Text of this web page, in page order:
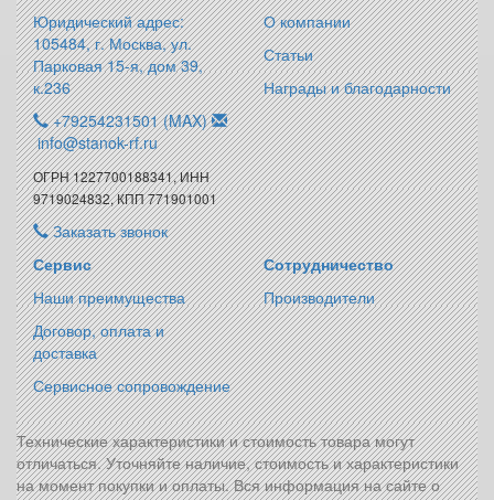
Юридический адрес:
105484, г. Москва, ул.
Парковая 15-я, дом 39,
к.236
+79254231501 (MAX)
info@stanok-rf.ru
ОГРН 1227700188341, ИНН
9719024832, КПП 771901001
Заказать звонок
О компании
Статьи
Награды и благодарности
Сервис
Наши преимущества
Договор, оплата и
доставка
Сервисное сопровождение
Сотрудничество
Производители
Технические характеристики и стоимость товара могут
отличаться. Уточняйте наличие, стоимость и характеристики
на момент покупки и оплаты. Вся информация на сайте о